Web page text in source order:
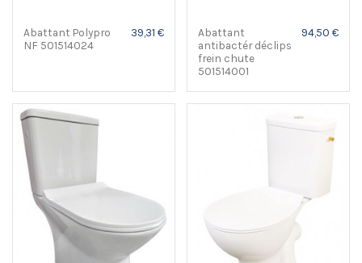
Abattant Polypro
NF 501514024
39,31 €
Abattant
antibactér déclips
frein chute
501514001
94,50 €